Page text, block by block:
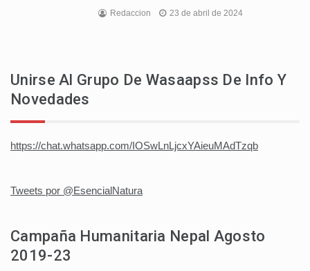
Redaccion 23 de abril de 2024
Unirse Al Grupo De Wasaapss De Info Y
Novedades
https://chat.whatsapp.com/IOSwLnLjcxYAieuMAdTzqb
Tweets por @EsencialNatura
Campaña Humanitaria Nepal Agosto
2019-23